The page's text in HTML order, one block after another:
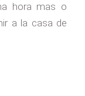
hora mas o
a la casa de